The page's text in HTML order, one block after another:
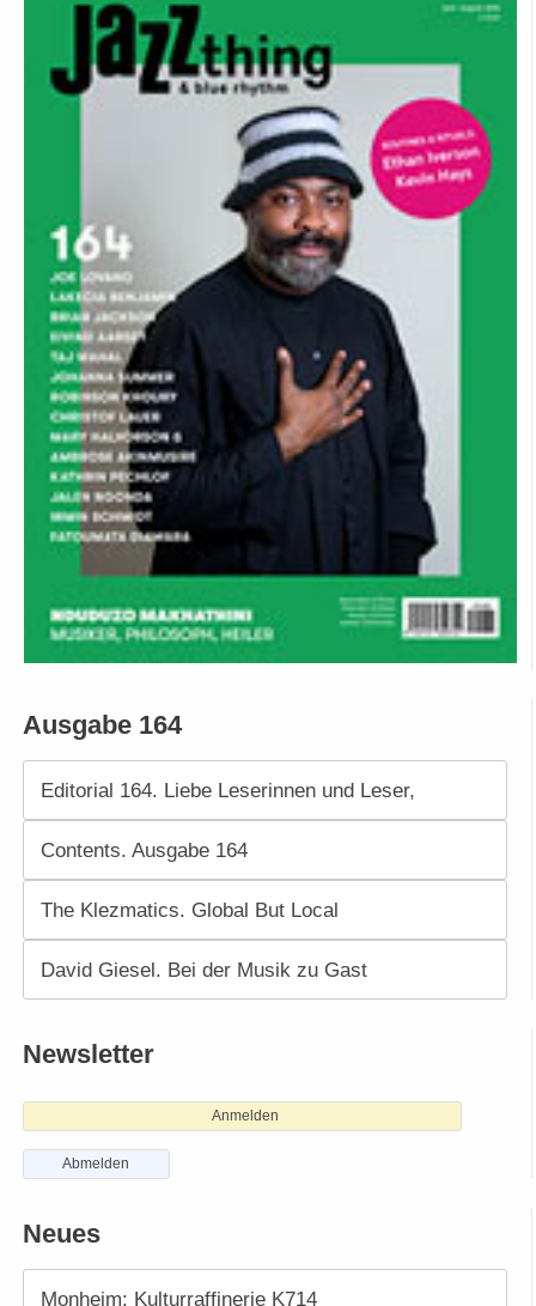
Ausgabe 164
Editorial 164. Liebe Leserinnen und Leser,
Contents. Ausgabe 164
The Klezmatics. Global But Local
David Giesel. Bei der Musik zu Gast
Newsletter
Anmelden
Abmelden
Neues
Monheim: Kulturraffinerie K714